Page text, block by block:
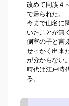
改めて同族４
で帰られた。
今まで山名に
いたことが無
側室の子と言
せっかく出来
が分からない
時代は江戸時
る。